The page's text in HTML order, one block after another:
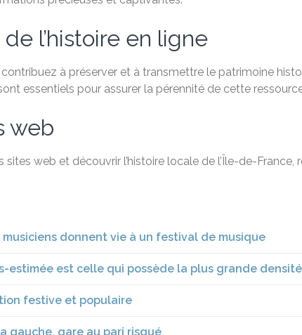
l’histoire en ligne
à préserver et à transmettre le patrimoine
essentiels pour assurer la pérennité de cette
web
web et découvrir l’histoire locale de l’Île-de-France,
donnent vie à un festival de musique
estimée est celle qui possède la plus grande
festive et populaire
gauche, gare au pari risqué